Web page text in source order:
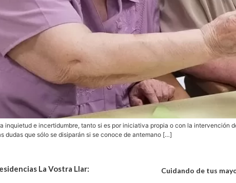
inquietud e incertidumbre, tanto si es por iniciativa propia o con la intervención
dudas que sólo se disiparán si se conoce de antemano […]
La Vostra Llar: Cuidando de tus